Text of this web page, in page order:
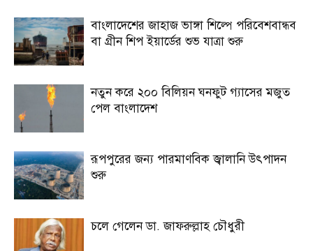
বাংলাদেশের জাহাজ ভাঙ্গা শিল্পে পরিবেশবান্ধব
বা গ্রীন শিপ ইয়ার্ডের শুভ যাত্রা শুরু
নতুন করে ২০০ বিলিয়ন ঘনফুট গ্যাসের মজুত
পেল বাংলাদেশ
রূপপুরের জন্য পারমাণবিক জ্বালানি উৎপাদন
শুরু
চলে গেলেন ডা. জাফরুল্লাহ চৌধুরী